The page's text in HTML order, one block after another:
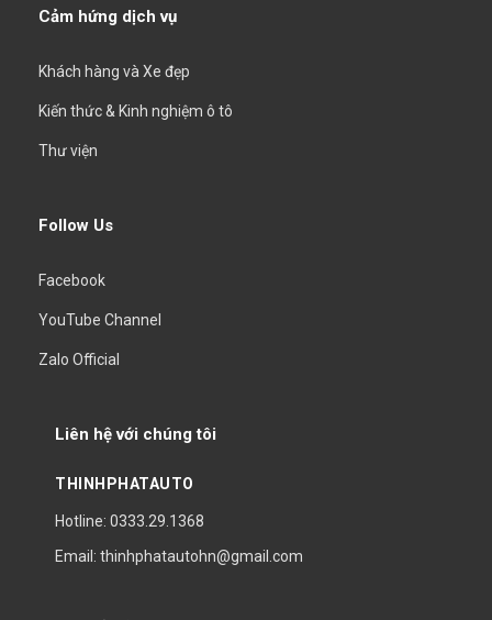
Cảm hứng dịch vụ
Khách hàng và Xe đẹp
Kiến thức & Kinh nghiệm ô tô
Thư viện
Follow Us
Facebook
YouTube Channel
Zalo Official
Liên hệ với chúng tôi
THINHPHATAUTO
Hotline: 0333.29.1368
Email: thinhphatautohn@gmail.com